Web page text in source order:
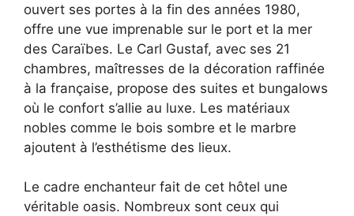
ouvert ses portes à la fin des années 1980,
offre une vue imprenable sur le port et la mer
des Caraïbes. Le Carl Gustaf, avec ses 21
chambres, maîtresses de la décoration raffinée
à la française, propose des suites et bungalows
où le confort s’allie au luxe. Les matériaux
nobles comme le bois sombre et le marbre
ajoutent à l’esthétisme des lieux.
Le cadre enchanteur fait de cet hôtel une
véritable oasis. Nombreux sont ceux qui